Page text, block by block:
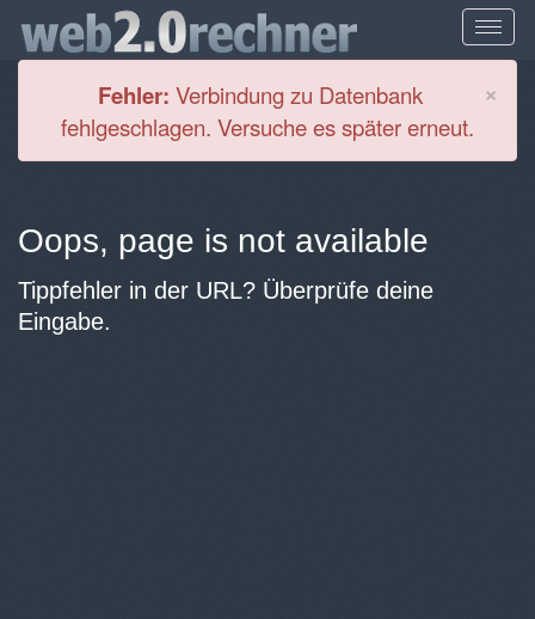
×
Fehler: Verbindung zu Datenbank
fehlgeschlagen. Versuche es später erneut.
Oops, page is not available
Tippfehler in der URL? Überprüfe deine
Eingabe.